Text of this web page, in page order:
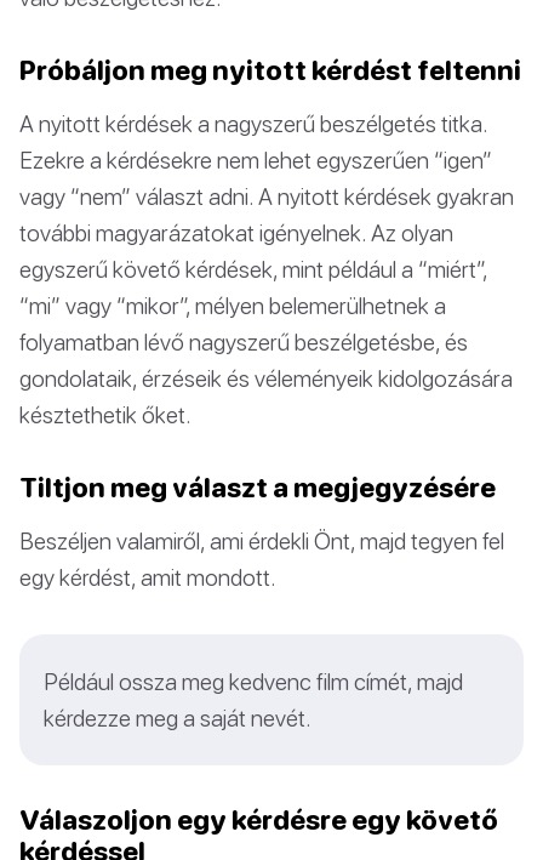
Próbáljon meg nyitott kérdést feltenni
A nyitott kérdések a nagyszerű beszélgetés titka.
Ezekre a kérdésekre nem lehet egyszerűen “igen”
vagy “nem” választ adni. A nyitott kérdések gyakran
további magyarázatokat igényelnek. Az olyan
egyszerű követő kérdések, mint például a “miért”,
“mi” vagy “mikor”, mélyen belemerülhetnek a
folyamatban lévő nagyszerű beszélgetésbe, és
gondolataik, érzéseik és véleményeik kidolgozására
késztethetik őket.
Tiltjon meg választ a megjegyzésére
Beszéljen valamiről, ami érdekli Önt, majd tegyen fel
egy kérdést, amit mondott.
Például ossza meg kedvenc film címét, majd
kérdezze meg a saját nevét.
Válaszoljon egy kérdésre egy követő
kérdéssel